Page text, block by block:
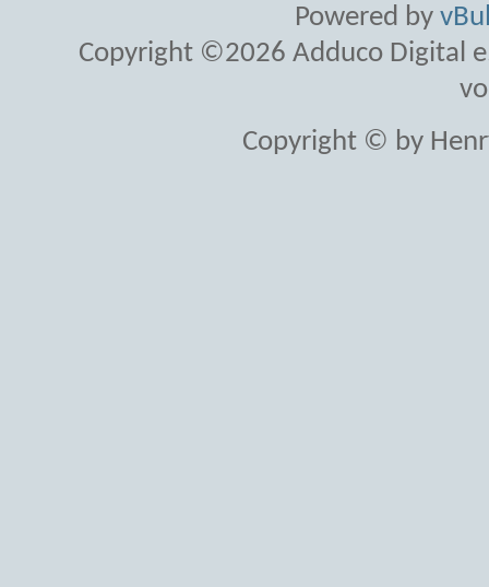
Powered by
Copyright ©2026 Adduco Digital
Copyright © by